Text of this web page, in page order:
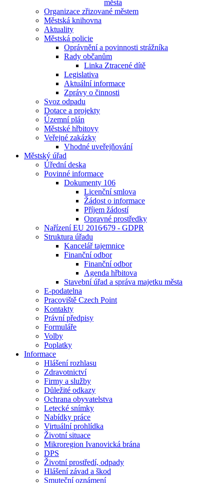
města
Organizace zřizované městem
Městská knihovna
Aktuality
Městská policie
Oprávnění a povinnosti strážníka
Rady občanům
Linka Ztracené dítě
Legislativa
Aktuální informace
Zprávy o činnosti
Svoz odpadu
Dotace a projekty
Územní plán
Městské hřbitovy
Veřejné zakázky
Vhodné uveřejňování
Městský úřad
Úřední deska
Povinné informace
Dokumenty 106
Licenční smlova
Žádost o informace
Příjem žádostí
Opravné prostředky
Nařízení EU 2016⁄679 - GDPR
Struktura úřadu
Kancelář tajemnice
Finanční odbor
Finanční odbor
Agenda hřbitova
Stavební úřad a správa majetku města
E-podatelna
Pracoviště Czech Point
Kontakty
Právní předpisy
Formuláře
Volby
Poplatky
Informace
Hlášení rozhlasu
Zdravotnictví
Firmy a služby
Důležité odkazy
Ochrana obyvatelstva
Letecké snímky
Nabídky práce
Virtuální prohlídka
Životní situace
Mikroregion Ivanovická brána
DPS
Životní prostředí, odpady
Hlášení závad a škod
Smuteční oznámení